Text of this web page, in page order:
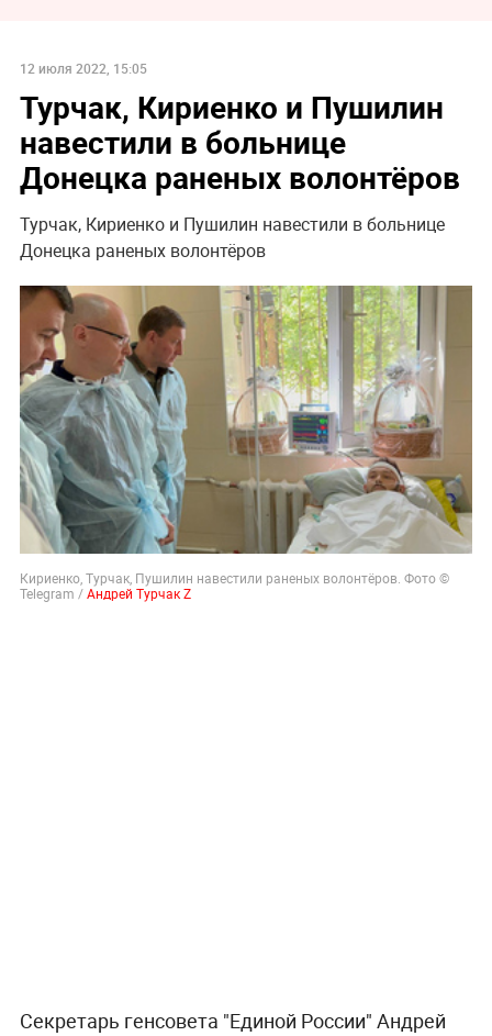
12 июля 2022, 15:05
Турчак, Кириенко и Пушилин
навестили в больнице
Донецка раненых волонтёров
Турчак, Кириенко и Пушилин навестили в больнице
Донецка раненых волонтёров
Кириенко, Турчак, Пушилин навестили раненых волонтёров. Фото ©
Telegram /Андрей Турчак Z
Секретарь генсовета "Единой России" Андрей